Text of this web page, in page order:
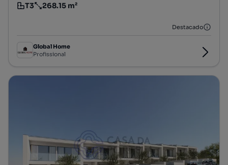
Tipologia
T3
Preço por metro quadrado
268.15 m²
Destacado
Global Home
Profissional